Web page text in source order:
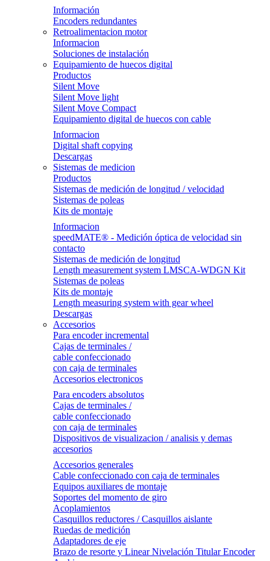
Información
Encoders redundantes
Retroalimentacion motor
Informacion
Soluciones de instalación
Equipamiento de huecos digital
Productos
Silent Move
Silent Move light
Silent Move Compact
Equipamiento digital de huecos con cable
Informacion
Digital shaft copying
Descargas
Sistemas de medicion
Productos
Sistemas de medición de longitud / velocidad
Sistemas de poleas
Kits de montaje
Informacion
speedMATE® - Medición óptica de velocidad sin
contacto
Sistemas de medición de longitud
Length measurement system LMSCA-WDGN Kit
Sistemas de poleas
Kits de montaje
Length measuring system with gear wheel
Descargas
Accesorios
Para encoder incremental
Cajas de terminales /
cable confeccionado
con caja de terminales
Accesorios electronicos
Para encoders absolutos
Cajas de terminales /
cable confeccionado
con caja de terminales
Dispositivos de visualizacion / analisis y demas
accesorios
Accesorios generales
Cable confeccionado con caja de terminales
Equipos auxiliares de montaje
Soportes del momento de giro
Acoplamientos
Casquillos reductores / Casquillos aislante
Ruedas de medición
Adaptadores de eje
Brazo de resorte y Linear Nivelación Titular Encoder